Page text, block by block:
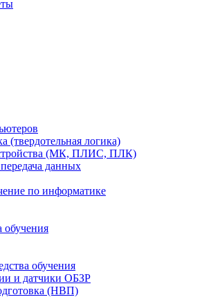
(твердотельная логика)
(МК, ПЛИС, ПЛК)
данных
по информатике
обучения
обучения
и датчики ОБЗР
(НВП)